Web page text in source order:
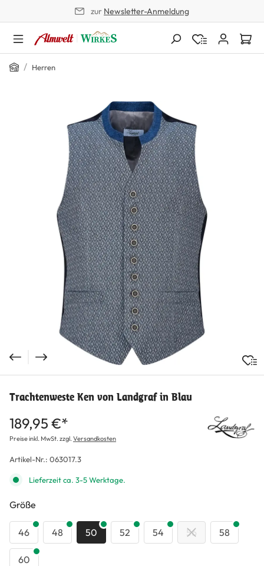
zur Newsletter-Anmeldung
Home
/ Herren
Bildergalerie überspringen
Trachtenweste Ken von Landgraf in Blau
189,95 €*
Preise inkl. MwSt. zzgl.Versandkosten
Artikel-Nr.: 063017.3
Lieferzeit ca. 3-5 Werktage.
Größe
46 48 50 52 54 56 58
60